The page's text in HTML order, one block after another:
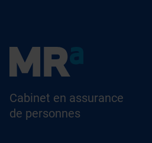
Cabinet en assurance
de personnes